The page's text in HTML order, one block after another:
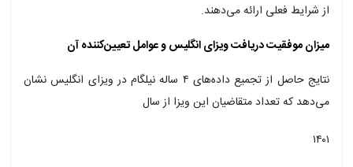
شرایط فعلی ارائه می‌دهند.
موفقیت دریافت ویزای انگلیس و عوامل تعیین‌کننده آن
نتایج حاصل از تجمیع داده‌های ۴ ساله نیلگام در ویزای انگلیس نشان
که تعداد متقاضیان این ویزا از سال